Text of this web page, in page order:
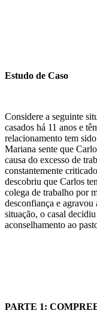
Estudo de Caso
Considere a seguinte
casados há 11 anos e
relacionamento tem
Mariana sente que
causa do excesso de
constantemente
descobriu que Carlos
colega de trabalho por
desconfiança e agravou
situação, o casal
aconselhamento ao
PARTE 1: